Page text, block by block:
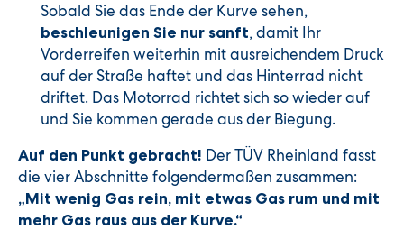
Sobald Sie das Ende der Kurve sehen,
beschleunigen Sie nur sanft, damit Ihr
Vorderreifen weiterhin mit ausreichendem Druck
auf der Straße haftet und das Hinterrad nicht
driftet. Das Motorrad richtet sich so wieder auf
und Sie kommen gerade aus der Biegung.
Auf den Punkt gebracht! Der TÜV Rheinland fasst
die vier Abschnitte folgendermaßen zusammen:
„Mit wenig Gas rein, mit etwas Gas rum und mit
mehr Gas raus aus der Kurve.“